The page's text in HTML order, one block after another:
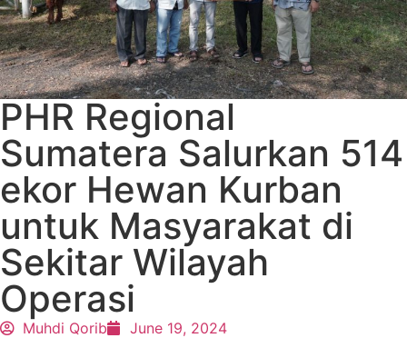
PHR Regional
Sumatera Salurkan 514
ekor Hewan Kurban
untuk Masyarakat di
Sekitar Wilayah
Operasi
Muhdi Qorib June 19, 2024